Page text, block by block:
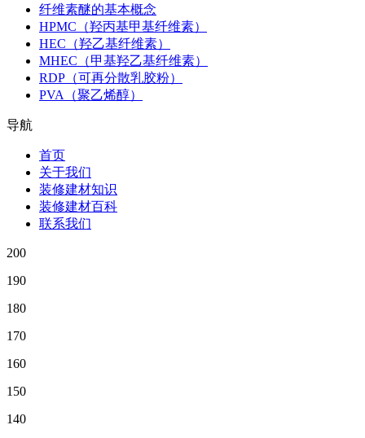
纤维素醚的基本概念
HPMC（羟丙基甲基纤维素）
HEC（羟乙基纤维素）
MHEC（甲基羟乙基纤维素）
RDP（可再分散乳胶粉）
PVA（聚乙烯醇）
导航
首页
关于我们
装修建材知识
装修建材百科
联系我们
200
190
180
170
160
150
140